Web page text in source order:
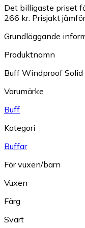
Det billigaste priset
266 kr. Prisjakt
Grundläggande
Produktnamn
Buff Windproof Solid
Varumärke
Buff
Kategori
Buffar
För vuxen/barn
Vuxen
Färg
Svart